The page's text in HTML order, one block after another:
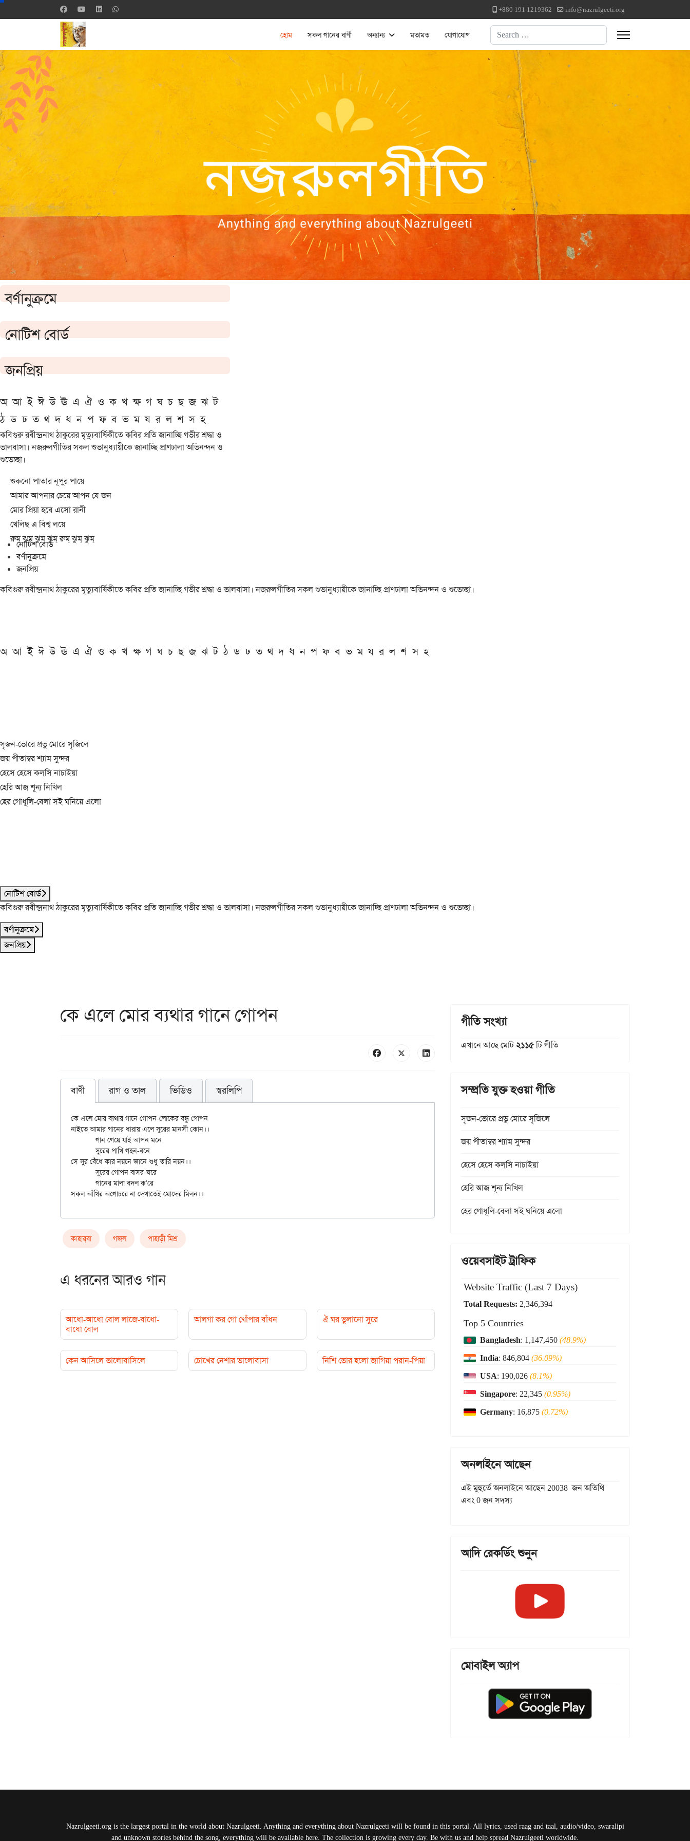
+880 191 1219362 info@nazrulgeeti.org
হোম সকল গানের বাণী অন্যান্য মতামত যোগাযোগ Search
বর্ণানুক্রমে
নোটিশ বোর্ড
জনপ্রিয়
অ আ ই ঈ উ ঊ এ ঐ ও ক খ ক্ষ গ ঘ চ ছ জ ঝ ট
ঠ ড ঢ ত থ দ ধ ন প ফ ব ভ ম য র ল শ স হ
কবিগুরু রবীন্দ্রনাথ ঠাকুরের মৃত্যুবার্ষিকীতে কবির প্রতি জানাচ্ছি গভীর শ্রদ্ধা ও
ভালবাসা। নজরুলগীতির সকল শুভানুধ্যায়ীকে জানাচ্ছি প্রাণঢালা অভিনন্দন ও
শুভেচ্ছা।
শুকনো পাতার নূপুর পায়ে
আমার আপনার চেয়ে আপন যে জন
মোর প্রিয়া হবে এসো রানী
খেলিছ এ বিশ্ব লয়ে
রুম্ ঝুম্ ঝুম্ ঝুম্ রুম্ ঝুম্ ঝুম্
নোটিশ বোর্ড
বর্ণানুক্রমে
জনপ্রিয়
কবিগুরু রবীন্দ্রনাথ ঠাকুরের মৃত্যুবার্ষিকীতে কবির প্রতি জানাচ্ছি গভীর শ্রদ্ধা ও ভালবাসা। নজরুলগীতির সকল শুভানুধ্যায়ীকে জানাচ্ছি প্রাণঢালা অভিনন্দন ও শুভেচ্ছা।
অ আ ই ঈ উ ঊ এ ঐ ও ক খ ক্ষ গ ঘ চ ছ জ ঝ ট ঠ ড ঢ ত থ দ ধ ন প ফ ব ভ ম য র ল শ স হ
সৃজন-ভোরে প্রভু মোরে সৃজিলে
জয় পীতাম্বর শ্যাম সুন্দর
হেসে হেসে কল্‌সি নাচাইয়া
হেরি আজ শূন্য নিখিল
হের গোধূলি-বেলা সই ঘনিয়ে এলো
নোটিশ বোর্ড
কবিগুরু রবীন্দ্রনাথ ঠাকুরের মৃত্যুবার্ষিকীতে কবির প্রতি জানাচ্ছি গভীর শ্রদ্ধা ও ভালবাসা। নজরুলগীতির সকল শুভানুধ্যায়ীকে জানাচ্ছি প্রাণঢালা অভিনন্দন ও শুভেচ্ছা।
বর্ণানুক্রমে
জনপ্রিয়
কে এলে মোর ব্যথার গানে গোপন
বাণী রাগ ও তাল ভিডিও স্বরলিপি
কে এলে মোর ব্যথার গানে গোপন-লোকের বন্ধু গোপন
নাইতে আমার গানের ধারায় এলে সুরের মানসী কোন।।
	সুরের পাখি গহন-বনে
সে সুর বেঁধে কার নয়নে জানে শুধু তারি নয়ন।।
	সুরের গোপন বাসর-ঘরে
কাহার্‌বা গজল পাহাড়ী মিশ্র
এ ধরনের আরও গান
আধো-আধো বোল লাজে-বাধো-
বাধো বোল
আলগা কর গো খোঁপার বাঁধন ঐ ঘর ভুলানো সুরে
কেন আসিলে ভালোবাসিলে চোখের নেশার ভালোবাসা নিশি ভোর হলো জাগিয়া পরান-পিয়া
গীতি সংখ্যা
এখানে আছে মোট২১১৫টি গীতি
সম্প্রতি যুক্ত হওয়া গীতি
সৃজন-ভোরে প্রভু মোরে সৃজিলে
জয় পীতাম্বর শ্যাম সুন্দর
হেসে হেসে কল্‌সি নাচাইয়া
হেরি আজ শূন্য নিখিল
হের গোধূলি-বেলা সই ঘনিয়ে এলো
ওয়েবসাইট ট্রাফিক
Website Traffic (Last 7 Days)
Total Requests: 2,346,394
Top 5 Countries
Bangladesh: 1,147,450(48.9%)
India: 846,804(36.09%)
USA: 190,026(8.1%)
Singapore: 22,345(0.95%)
Germany: 16,875(0.72%)
অনলাইনে আছেন
এই মুহুর্তে অনলাইনে আছেন 20038 জন অতিথি
এবং 0 জন সদস্য
আদি রেকর্ডিং শুনুন
মোবাইল অ্যাপ
Nazrulgeeti.org is the largest portal in the world about Nazrulgeeti. Anything and everything about Nazrulgeeti will be found in this portal. All lyrics, used raag and taal, audio/video, swaralipi
and unknown stories behind the song, everything will be available here. The collection is growing every day. Be with us and help spread Nazrulgeeti worldwide.